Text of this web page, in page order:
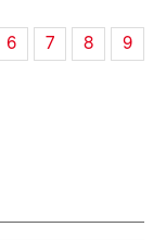
6 7 8 9